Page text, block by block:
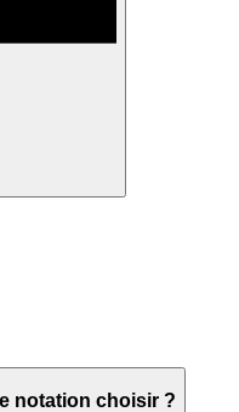
notation choisir ?